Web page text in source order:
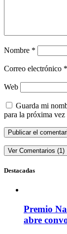
Nombre *
Correo electrónico *
Web
Guarda mi
para la próxima vez
Ver Comentarios (1)
Destacadas
Premio
abre